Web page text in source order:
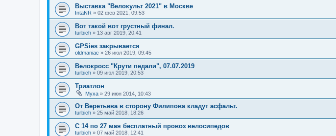
Выставка "Велокульт 2021" в Москве
IntaNR » 02 фев 2021, 09:53
Вот такой вот грустный финал.
turbich » 13 авг 2019, 20:41
GPSies закрывается
oldmaniac » 26 июл 2019, 09:45
Велокросс "Крути педали", 07.07.2019
turbich » 09 июл 2019, 20:53
Триатлон
Myxa » 29 июн 2014, 10:43
От Веретьева в сторону Филипова кладут асфальт.
turbich » 25 май 2018, 18:26
С 14 по 27 мая бесплатный провоз велосипедов
turbich » 07 май 2018, 12:41